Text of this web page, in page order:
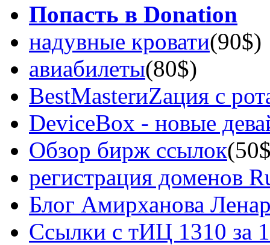
Попасть в Donation
надувные кровати(90$)
авиабилеты(80$)
BestMasterиZация с
DeviceBox - новые
Обзор бирж ссылок
регистрация доменов
Блог Амирханова
Ссылки с тИЦ 1310 за